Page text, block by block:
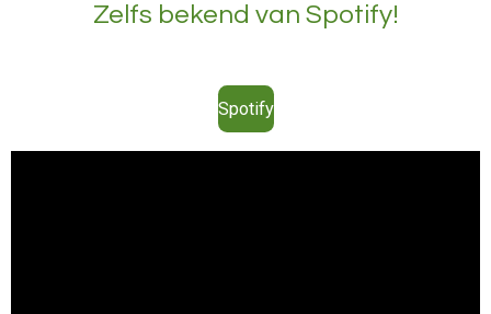
Zelfs bekend van Spotify!
Spotify